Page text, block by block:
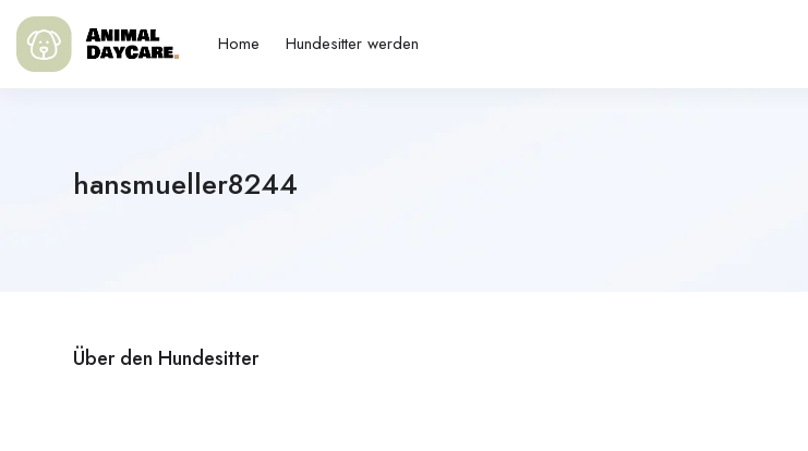
Home Hundesitter werden
hansmueller8244
Über den Hundesitter